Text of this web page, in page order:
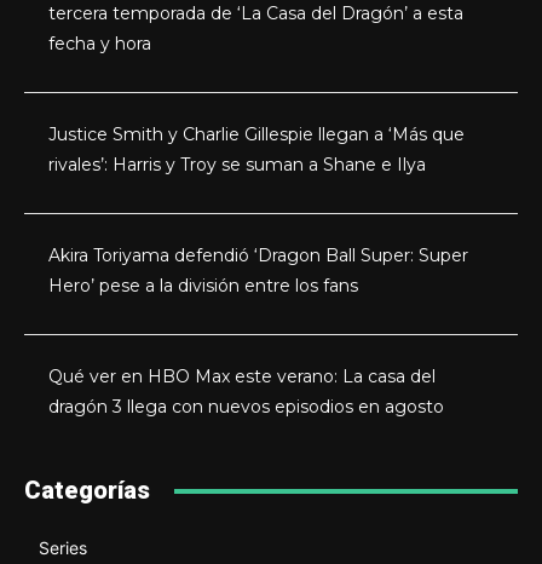
tercera temporada de ‘La Casa del Dragón’ a esta
fecha y hora
Justice Smith y Charlie Gillespie llegan a ‘Más que
rivales’: Harris y Troy se suman a Shane e Ilya
Akira Toriyama defendió ‘Dragon Ball Super: Super
Hero’ pese a la división entre los fans
Qué ver en HBO Max este verano: La casa del
dragón 3 llega con nuevos episodios en agosto
Categorías
Series